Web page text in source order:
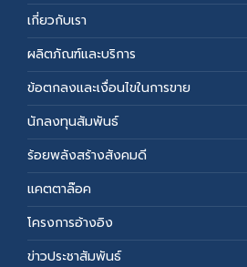
เกี่ยวกับเรา
ผลิตภัณฑ์และบริการ
ข้อตกลงและเงื่อนไขในการขาย
นักลงทุนสัมพันธ์
ร้อยพลังสร้างสังคมดี
แคตตาล๊อค
โครงการอ้างอิง
ข่าวประชาสัมพันธ์